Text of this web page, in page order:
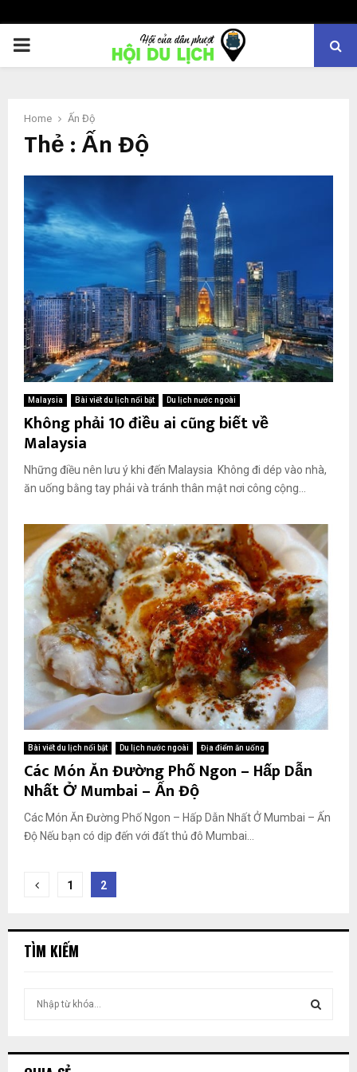
PRIMARY
Home Ấn Độ
Thẻ : Ấn Độ
Malaysia Bài viết du lịch nổi bật Du lịch nước ngoài
Không phải 10 điều ai cũng biết về
Malaysia
Những điều nên lưu ý khi đến Malaysia Không đi dép vào nhà,
ăn uống bằng tay phải và tránh thân mật nơi công cộng...
Bài viết du lịch nổi bật Du lịch nước ngoài Địa điểm ăn uống
Các Món Ăn Đường Phố Ngon – Hấp Dẫn
Nhất Ở Mumbai – Ấn Độ
Các Món Ăn Đường Phố Ngon – Hấp Dẫn Nhất Ở Mumbai – Ấn
Độ Nếu bạn có dịp đến với đất thủ đô Mumbai...
Phân
bài
1 2
TÌM KIẾM